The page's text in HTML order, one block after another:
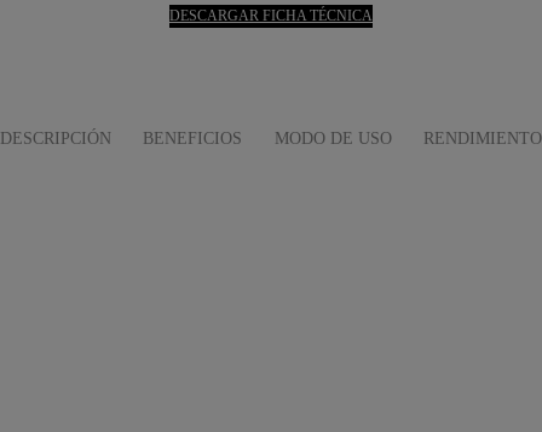
DESCARGAR FICHA TÉCNICA
DESCRIPCIÓN BENEFICIOS MODO DE USO RENDIMIENTO